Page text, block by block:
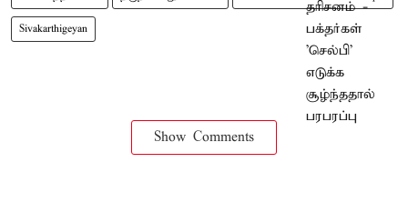
Sivakarthigeyan
Show Comments